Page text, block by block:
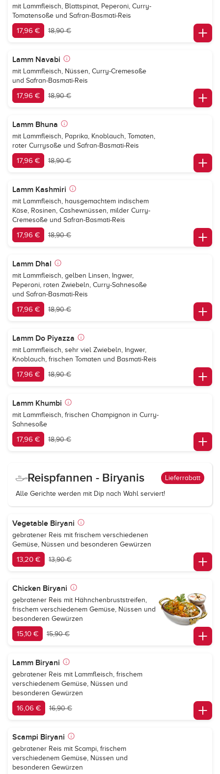
mit Lammfleisch, Blattspinat, Peperoni, Curry-
Tomatensoße und Safran-Basmati-Reis
17,96 € 18,90 €
Lamm Navabi
mit Lammfleisch, Nüssen, Curry-Cremesoße
und Safran-Basmati-Reis
17,96 € 18,90 €
Lamm Bhuna
mit Lammfleisch, Paprika, Knoblauch, Tomaten,
roter Currysoße und Safran-Basmati-Reis
17,96 € 18,90 €
Lamm Kashmiri
mit Lammfleisch, hausgemachtem indischem
Käse, Rosinen, Cashewnüssen, milder Curry-
Cremesoße und Safran-Basmati-Reis
17,96 € 18,90 €
Lamm Dhal
mit Lammfleisch, gelben Linsen, Ingwer,
Peperoni, roten Zwiebeln, Curry-Sahnesoße
und Safran-Basmati-Reis
17,96 € 18,90 €
Lamm Do Piyazza
mit Lammfleisch, sehr viel Zwiebeln, Ingwer,
Knoblauch, frischen Tomaten und Basmati-Reis
17,96 € 18,90 €
Lamm Khumbi
mit Lammfleisch, frischen Champignon in Curry-
Sahnesoße
17,96 € 18,90 €
Reispfannen - Biryanis Lieferrabatt
Alle Gerichte werden mit Dip nach Wahl serviert!
Vegetable Biryani
gebratener Reis mit frischem verschiedenen
Gemüse, Nüssen und besonderen Gewürzen
13,20 € 13,90 €
Chicken Biryani
gebratener Reis mit Hähnchenbruststreifen,
frischem verschiedenem Gemüse, Nüssen und
besonderen Gewürzen
15,10 € 15,90 €
Lamm Biryani
gebratener Reis mit Lammfleisch, frischem
verschiedenem Gemüse, Nüssen und
besonderen Gewürzen
16,06 € 16,90 €
Scampi Biryani
gebratener Reis mit Scampi, frischem
verschiedenem Gemüse, Nüssen und
besonderen Gewürzen